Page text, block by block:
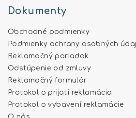
Dokumenty
Obchodné podmienky
Podmienky ochrany osobných
Reklamačný poriadok
Odstúpenie od zmluvy
Reklamačný formulár
Protokol o prijatí reklamácia
Protokol o vybavení reklamácie